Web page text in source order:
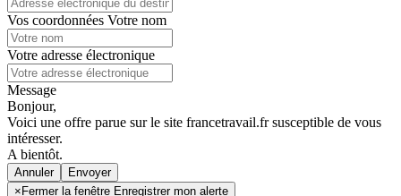
Vos coordonnées Votre nom
Votre adresse électronique
Message
Bonjour,
Voici une offre parue sur le site francetravail.fr susceptible de vous
intéresser.
A bientôt.
Annuler
× Fermer la fenêtre Enregistrer mon alerte